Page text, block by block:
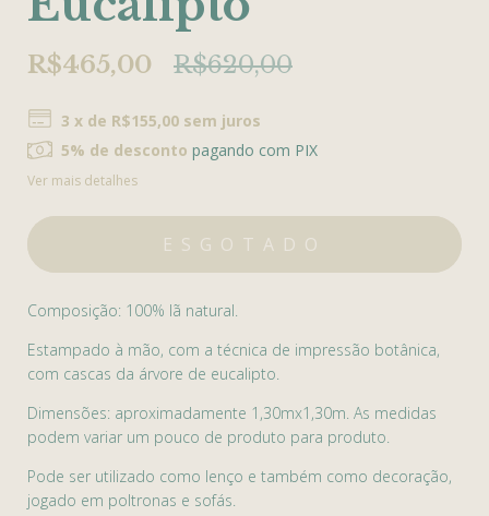
R$465,00 R$620,00
3 x de R$155,00 sem juros
5% de desconto pagando com PIX
Ver mais detalhes
Composição: 100% lã natural.
Estampado à mão, com a técnica de impressão botânica,
com cascas da árvore de eucalipto.
Dimensões: aproximadamente 1,30mx1,30m. As medidas
podem variar um pouco de produto para produto.
Pode ser utilizado como lenço e também como decoração,
jogado em poltronas e sofás.